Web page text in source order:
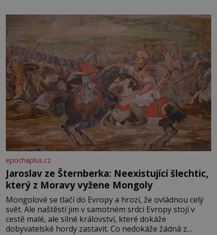
epochaplus.cz
Jaroslav ze Šternberka: Neexistující šlechtic,
který z Moravy vyžene Mongoly
Mongolové se tlačí do Evropy a hrozí, že ovládnou celý
svět. Ale naštěstí jim v samotném srdci Evropy stojí v
cestě malé, ale silné království, které dokáže
dobyvatelské hordy zastavit. Co nedokáže žádná z